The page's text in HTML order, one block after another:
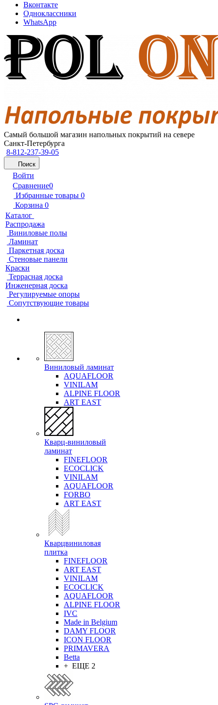
Вконтакте
Одноклассники
WhatsApp
Самый большой магазин напольных покрытий на севере
Санкт-Петербурга
8-812-237-39-05
Поиск
Войти
Сравнение0
Избранные товары 0
Корзина 0
Каталог
Распродажа
Виниловые полы
Ламинат
Паркетная доска
Стеновые панели
Краски
Террасная доска
Инженерная доска
Регулируемые опоры
Сопутствующие товары
Виниловый ламинат
AQUAFLOOR
VINILAM
ALPINE FLOOR
ART EAST
Кварц-виниловый
ламинат
FINEFLOOR
ECOCLICK
VINILAM
AQUAFLOOR
FORBO
ART EAST
Кварцвиниловая
плитка
FINEFLOOR
ART EAST
VINILAM
ECOCLICK
AQUAFLOOR
ALPINE FLOOR
IVC
Made in Belgium
DAMY FLOOR
ICON FLOOR
PRIMAVERA
Betta
+ ЕЩЕ 2